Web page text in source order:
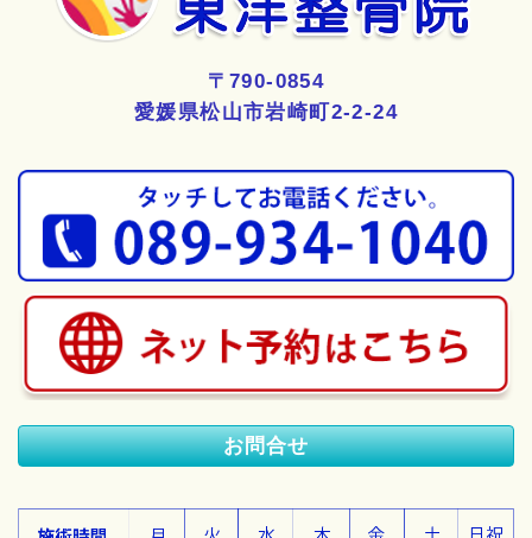
〒790-0854
愛媛県松山市岩崎町2-2-24
お問合せ